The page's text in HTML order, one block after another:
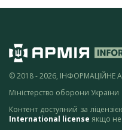
© 2018 - 2026, ІНФОРМАЦІЙНЕ
Міністерство оборони України
Контент доступний за
International license якщо не